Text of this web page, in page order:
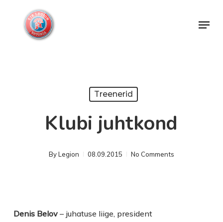
Menu
Treenerid
Klubi juhtkond
ByLegion 08.09.2015 No Comments
Denis Belov– juhatuse liige, president